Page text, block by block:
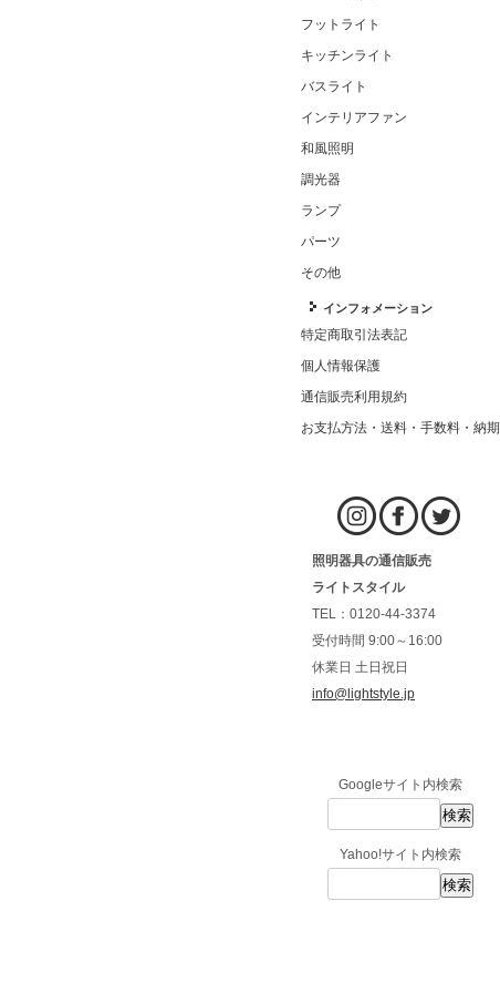
フットライト
キッチンライト
バスライト
インテリアファン
和風照明
調光器
ランプ
パーツ
その他
インフォメーション
特定商取引法表記
個人情報保護
通信販売利用規約
お支払方法・送料・手数料・納期
照明器具の通信販売
ライトスタイル
TEL：0120-44-3374
受付時間 9:00～16:00
休業日 土日祝日
info@lightstyle.jp
Googleサイト内検索
Yahoo!サイト内検索